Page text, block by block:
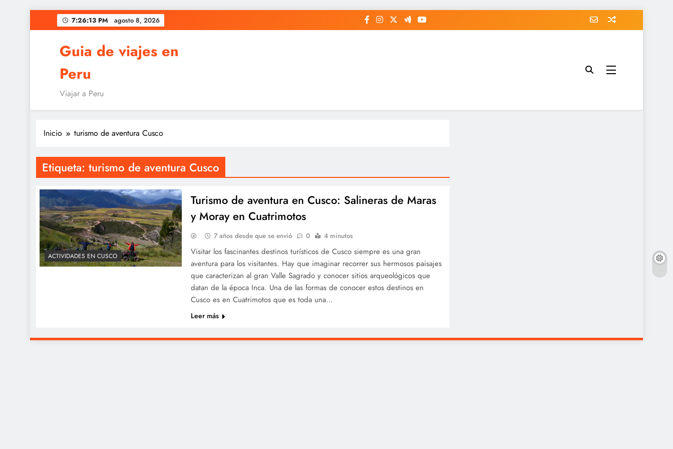
al
7:26:13 PM agosto 8, 2026
Guia de viajes en
Peru
Viajar a Peru
Inicio turismo de aventura Cusco
Etiqueta: turismo de aventura Cusco
ACTIVIDADES EN CUSCO
Turismo de aventura en Cusco: Salineras de Maras
y Moray en Cuatrimotos
7 años desde que se envió 0 4 minutos
Visitar los fascinantes destinos turísticos de Cusco siempre es una gran
aventura para los visitantes. Hay que imaginar recorrer sus hermosos paisajes
que caracterizan al gran Valle Sagrado y conocer sitios arqueológicos que
datan de la época Inca. Una de las formas de conocer estos destinos en
Cusco es en Cuatrimotos que es toda una…
Leer más